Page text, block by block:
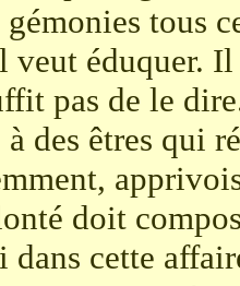
tous
veut éduquer.
pas de le
à des êtres qui
doit
dans cette